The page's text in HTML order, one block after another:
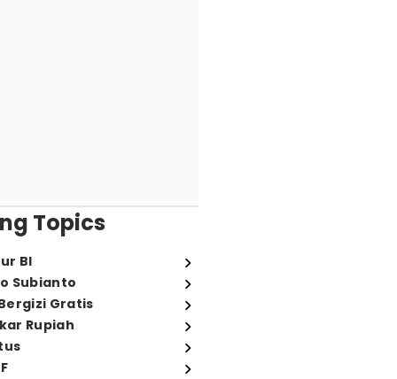
Topics
BI
Subianto
Gratis
Rupiah